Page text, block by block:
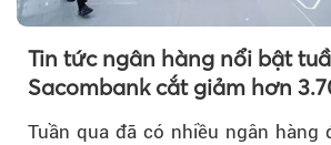
Tin tức ngân hàng nổi bật
Sacombank cắt giảm hơn
Tuần qua đã có nhiều ngân hàng